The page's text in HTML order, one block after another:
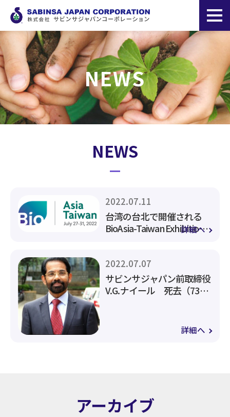
NEWS
NEWS
2022.07.11
台湾の台北で開催される
BioAsia-TaiwanExhibition
詳細へ
2022.07.07
サビンサジャパン前取締役
V.G.ナイール 死去（73
詳細へ
アーカイブ